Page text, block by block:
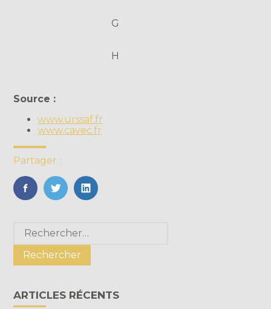
G
H
Source :
www.urssaf.fr
www.cavec.fr
Partager :
FaceBook
TwitterLinkedIn
Blog
sidebar
Rechercher :
ARTICLES RÉCENTS